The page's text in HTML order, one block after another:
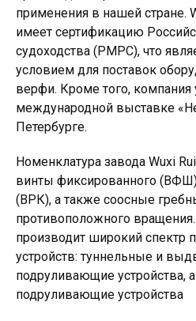
применения в нашей стране.
имеет сертификацию
судоходства (РМРС), что
условием для поставок
верфи. Кроме того, компания
международной выставке
Петербурге.
Номенклатура завода Wuxi
винты фиксированного
(ВРК), а также соосные
противоположного
производит широкий спектр
устройств: туннельные и
подруливающие устройства,
подруливающие устройства